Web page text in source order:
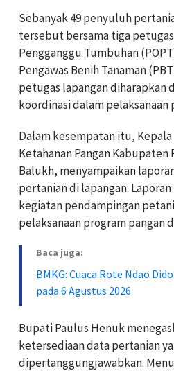
Sebanyak 49 penyuluh
tersebut bersama tiga
Pengganggu Tumbuhan
Pengawas Benih Tanaman
petugas lapangan diharapkan
koordinasi dalam pelaksanaan
Dalam kesempatan itu,
Ketahanan Pangan Kabupaten
Balukh, menyampaikan
pertanian di lapangan.
kegiatan pendampingan
pelaksanaan program pangan
Baca juga:
BMKG: Cuaca Rote Ndao
pada 6 Agustus 2026
Bupati Paulus Henuk
ketersediaan data pertanian
dipertanggungjawabkan.